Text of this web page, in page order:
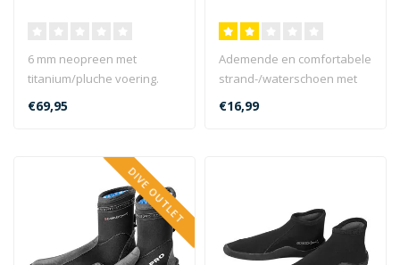
6 mm neopreen met
titanium/pluche voering.
€69,95
Ademende en comfortabele
strand-/waterschoen met
lichte antislipzool en
verstelb..
€16,99
DIVE OUTLET